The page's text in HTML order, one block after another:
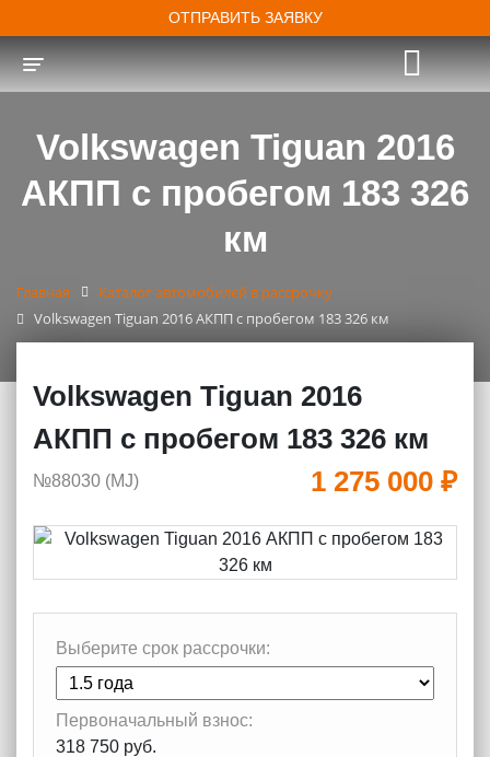
ОТПРАВИТЬ ЗАЯВКУ
Volkswagen Tiguan 2016
АКПП с пробегом 183 326
км
Главная
Каталог автомобилей в рассрочку
Volkswagen Tiguan 2016 АКПП с пробегом 183 326 км
Volkswagen Tiguan 2016
АКПП с пробегом 183 326 км
№88030 (МJ) 1 275 000 ₽
Выберите срок рассрочки:
Первоначальный взнос:
318 750 руб.